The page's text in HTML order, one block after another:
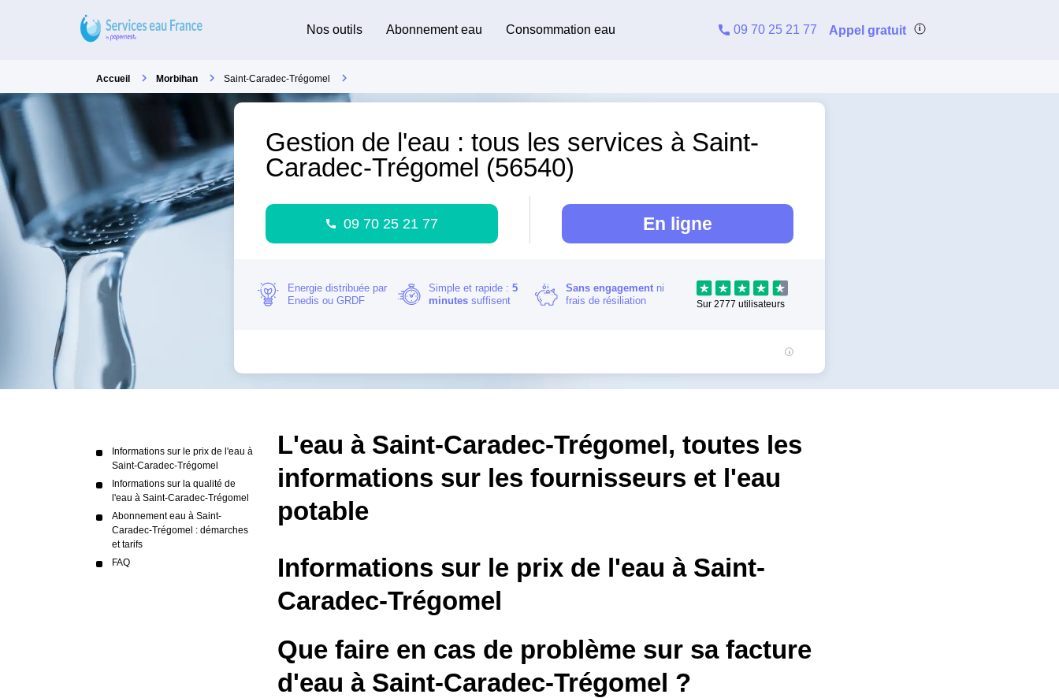
Nos outils Abonnement eau Consommation eau 09 70 25 21 77 Appel gratuit
Accueil Morbihan Saint-Caradec-Trégomel
Gestion de l'eau : tous les services à Saint-
Caradec-Trégomel (56540)
09 70 25 21 77 En ligne
Energie distribuée par
Enedis ou GRDF
Simple et rapide : 5
minutessuffisent
Sans engagementni
frais de résiliation
Sur 2777 utilisateurs
Informations sur le prix de l'eau à
Saint-Caradec-Trégomel
Informations sur la qualité de
l'eau à Saint-Caradec-Trégomel
Abonnement eau à Saint-
Caradec-Trégomel : démarches
et tarifs
FAQ
L'eau à Saint-Caradec-Trégomel, toutes les
informations sur les fournisseurs et l'eau
potable
Informations sur le prix de l'eau à Saint-
Caradec-Trégomel
Que faire en cas de problème sur sa facture
d'eau à Saint-Caradec-Trégomel ?